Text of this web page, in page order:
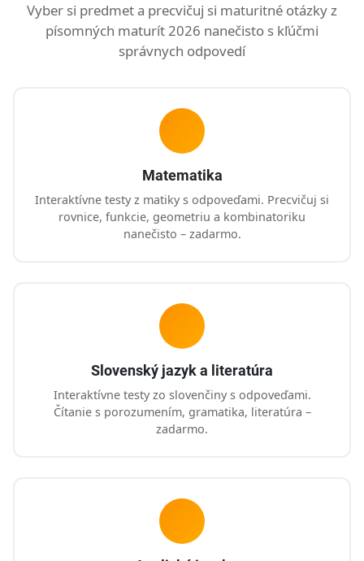
Vyber si predmet a precvičuj si maturitné otázky z
písomných maturít 2026 nanečisto s kľúčmi
správnych odpovedí
Matematika
Interaktívne testy z matiky s odpoveďami. Precvičuj si
rovnice, funkcie, geometriu a kombinatoriku
nanečisto – zadarmo.
Slovenský jazyk a literatúra
Interaktívne testy zo slovenčiny s odpoveďami.
Čítanie s porozumením, gramatika, literatúra –
zadarmo.